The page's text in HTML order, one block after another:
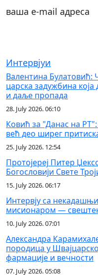
ваша е-mail адреса
Интервјуи
Валентина Булатовић:
царска задужбина
и даље пропада
28. July 2026. 06:10
Ковић за "Данас на
већ део ширег
25. July 2026. 12:54
Протојереј Питер
Богословији Свете
15. July 2026. 06:17
Интервју са
мисионаром —
10. July 2026. 07:01
Александра
породица у
фармације и вечности
07. July 2026. 05:08